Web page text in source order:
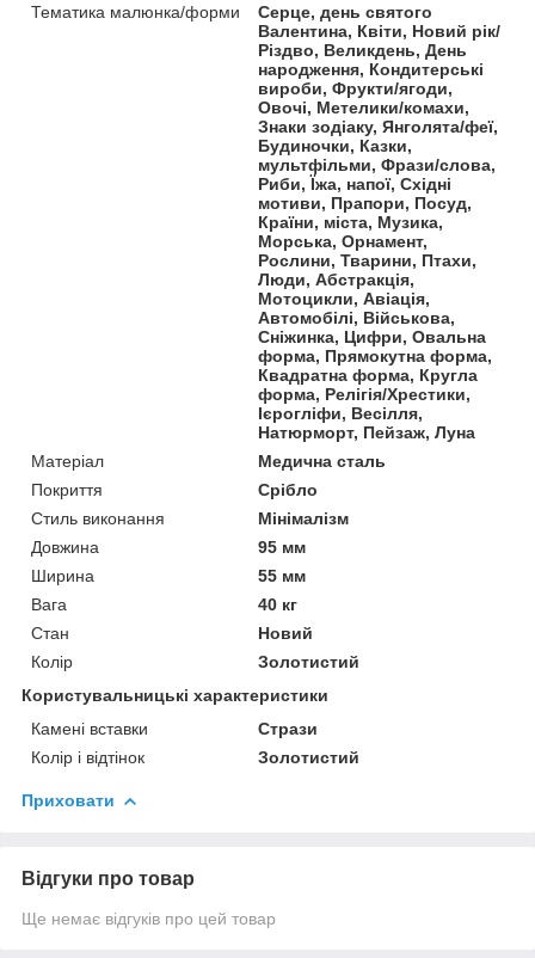
Тематика малюнка/форми
Серце, день святого
Валентина, Квіти, Новий рік/
Різдво, Великдень, День
народження, Кондитерські
вироби, Фрукти/ягоди,
Овочі, Метелики/комахи,
Знаки зодіаку, Янголята/феї,
Будиночки, Казки,
мультфільми, Фрази/слова,
Риби, Їжа, напої, Східні
мотиви, Прапори, Посуд,
Країни, міста, Музика,
Морська, Орнамент,
Рослини, Тварини, Птахи,
Люди, Абстракція,
Мотоцикли, Авіація,
Автомобілі, Військова,
Сніжинка, Цифри, Овальна
форма, Прямокутна форма,
Квадратна форма, Кругла
форма, Релігія/Хрестики,
Ієрогліфи, Весілля,
Натюрморт, Пейзаж, Луна
Матеріал
Медична сталь
Покриття
Срібло
Стиль виконання
Мінімалізм
Довжина
95 мм
Ширина
55 мм
Вага
40 кг
Стан
Новий
Колір
Золотистий
Користувальницькі характеристики
Камені вставки
Стрази
Колір і відтінок
Золотистий
Приховати
Відгуки про товар
Ще немає відгуків про цей товар